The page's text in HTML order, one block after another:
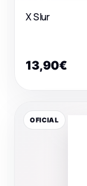
X Slur
13,90€
OFICIAL